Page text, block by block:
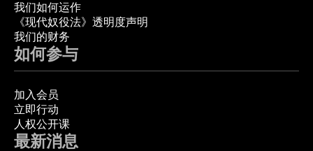
我们如何运作
《现代奴役法》透明度声明
我们的财务
如何参与
加入会员
立即行动
人权公开课
最新消息